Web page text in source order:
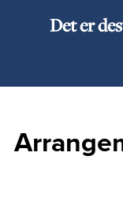
Emdrup
Herning
PARK
EUROPA 360°
Det er